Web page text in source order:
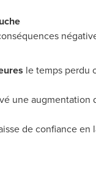
le temps perdu
une
de confiance